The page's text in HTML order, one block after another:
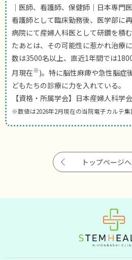
｜医師、看護師、保健師｜日本専門
看護師として臨床勤務後、医学部に
病院にて産婦人科医として研鑽を積
たあとは、その可能性に惹かれ治療
数は3500名以上、直近1年間では
月現在※)。特に脳性麻痺や急性脳症
どもたちの診療に力を入れている。
【資格・所属学会】日本産婦人科学
※数値は2026年2月現在の当院電子カルテ集
トップページ